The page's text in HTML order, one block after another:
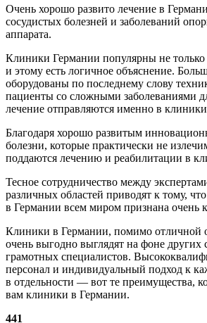
Очень хорошо развито лечение в
сосудистых болезней и заболеваний
аппарата.
Клиники Германии популярны не только
и этому есть логичное объяснение.
оборудованы по последнему слову
пациенты со сложными заболеваниями
лечение отправляются именно в
Благодаря хорошо развитым
болезни, которые практически не
поддаются лечению и реабилитации в
Тесное сотрудничество между
различных областей приводят к тому,
в Германии всем миром признана очень
Клиники в Германии, помимо отличной
очень выгодно выглядят на фоне других
грамотных специалистов.
персонал и индивидуальный подход к
в отдельности — вот те преимущества,
вам клиники в Германии.
441